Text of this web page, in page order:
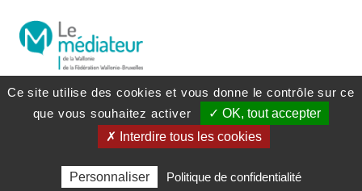
Politique lanceurs d’alerte
S'inscrire à la
Politique de confidentialité
Politique des cookies
Mentions légales
Ce site utilise des cookies et vous donne le contrôle sur ce
que vous souhaitez activer
✓ OK, tout accepter
✗ Interdire tous les cookies
Personnaliser Politique de confidentialité